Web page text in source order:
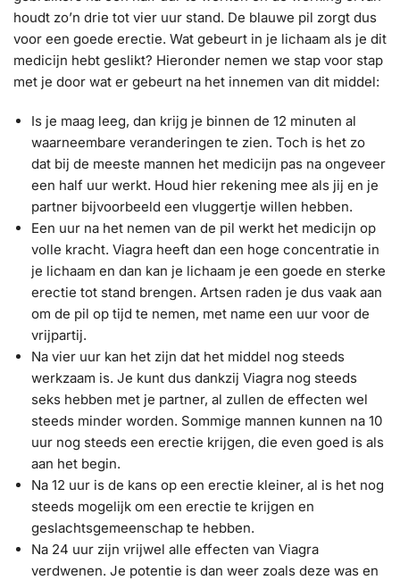
houdt zo’n drie tot vier uur stand. De blauwe pil zorgt dus
voor een goede erectie. Wat gebeurt in je lichaam als je dit
medicijn hebt geslikt? Hieronder nemen we stap voor stap
met je door wat er gebeurt na het innemen van dit middel:
Is je maag leeg, dan krijg je binnen de 12 minuten al
waarneembare veranderingen te zien. Toch is het zo
dat bij de meeste mannen het medicijn pas na ongeveer
een half uur werkt. Houd hier rekening mee als jij en je
partner bijvoorbeeld een vluggertje willen hebben.
Een uur na het nemen van de pil werkt het medicijn op
volle kracht. Viagra heeft dan een hoge concentratie in
je lichaam en dan kan je lichaam je een goede en sterke
erectie tot stand brengen. Artsen raden je dus vaak aan
om de pil op tijd te nemen, met name een uur voor de
vrijpartij.
Na vier uur kan het zijn dat het middel nog steeds
werkzaam is. Je kunt dus dankzij Viagra nog steeds
seks hebben met je partner, al zullen de effecten wel
steeds minder worden. Sommige mannen kunnen na 10
uur nog steeds een erectie krijgen, die even goed is als
aan het begin.
Na 12 uur is de kans op een erectie kleiner, al is het nog
steeds mogelijk om een erectie te krijgen en
geslachtsgemeenschap te hebben.
Na 24 uur zijn vrijwel alle effecten van Viagra
verdwenen. Je potentie is dan weer zoals deze was en